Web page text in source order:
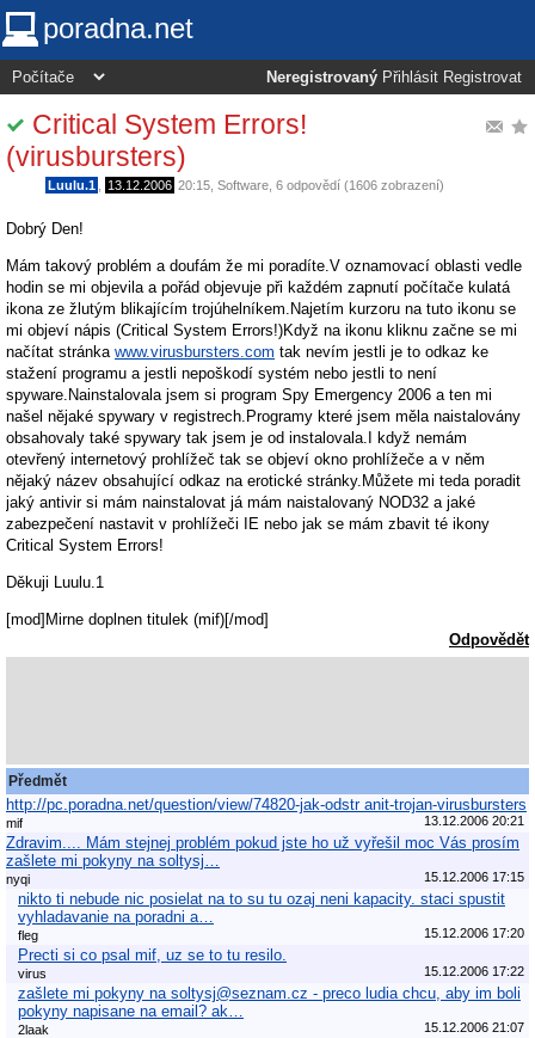
poradna.net
Neregistrovaný Přihlásit Registrovat
Critical System Errors!
(virusbursters)
Luulu.1 13.12.2006 20:15 Software , 6 odpovědí (1606 zobrazení)
Dobrý Den!
Mám takový problém a doufám že mi poradíte.V oznamovací oblasti vedle
hodin se mi objevila a pořád objevuje při každém zapnutí počítače kulatá
ikona ze žlutým blikajícím trojúhelníkem.Najetím kurzoru na tuto ikonu se
mi objeví nápis (Critical System Errors!)Když na ikonu kliknu začne se mi
načítat stránka www.virusbursters.com tak nevím jestli je to odkaz ke
stažení programu a jestli nepoškodí systém nebo jestli to není
spyware.Nainstalovala jsem si program Spy Emergency 2006 a ten mi
našel nějaké spywary v registrech.Programy které jsem měla naistalovány
obsahovaly také spywary tak jsem je od instalovala.I když nemám
otevřený internetový prohlížeč tak se objeví okno prohlížeče a v něm
nějaký název obsahující odkaz na erotické stránky.Můžete mi teda poradit
jaký antivir si mám nainstalovat já mám naistalovaný NOD32 a jaké
zabezpečení nastavit v prohlížeči IE nebo jak se mám zbavit té ikony
Critical System Errors!
Děkuji Luulu.1
[mod]Mirne doplnen titulek (mif)[/mod]
Odpovědět
Předmět
http://pc.poradna.net/question/view/74820-jak-odstr anit-trojan-virusbursters
mif 13.12.2006 20:21
Zdravim.... Mám stejnej problém pokud jste ho už vyřešil moc Vás prosím
zašlete mi pokyny na soltysj…
nyqi 15.12.2006 17:15
nikto ti nebude nic posielat na to su tu ozaj neni kapacity. staci spustit
vyhladavanie na poradni a…
fleg 15.12.2006 17:20
Precti si co psal mif, uz se to tu resilo.
virus 15.12.2006 17:22
zašlete mi pokyny na soltysj@seznam.cz - preco ludia chcu, aby im boli
pokyny napisane na email? ak…
2laak 15.12.2006 21:07